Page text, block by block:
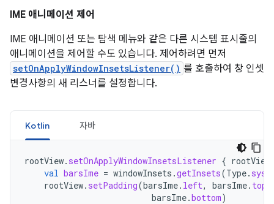
IME 애니메이션 제어
IME 애니메이션 또는 탐색 메뉴와 같은 다른 시스템 표시줄의
애니메이션을 제어할 수도 있습니다. 제어하려면 먼저
setOnApplyWindowInsetsListener() 를 호출하여 창 인셋
변경사항의 새 리스너를 설정합니다.
Kotlin 자바
rootView. setOnApplyWindowInsetsListener { rootView
val barsIme = windowInsets .getInsets(Type.
rootView. setPadding(barsIme. left, barsIme. top
barsIme.bottom)